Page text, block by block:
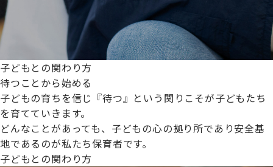
子どもとの関わり方
待つことから始める
子どもの育ちを信じ『待つ』という関りこそが子どもたち
を育てていきます。
どんなことがあっても、子どもの心の拠り所であり安全基
地であるのが私たち保育者です。
子どもとの関わり方